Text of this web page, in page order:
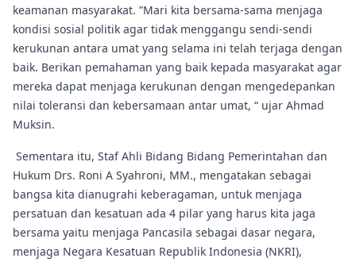
keamanan masyarakat. ”Mari kita bersama-sama menjaga
kondisi sosial politik agar tidak menggangu sendi-sendi
kerukunan antara umat yang selama ini telah terjaga dengan
baik. Berikan pemahaman yang baik kepada masyarakat agar
mereka dapat menjaga kerukunan dengan mengedepankan
nilai toleransi dan kebersamaan antar umat, “ ujar Ahmad
Muksin.
Sementara itu, Staf Ahli Bidang Bidang Pemerintahan dan
Hukum Drs. Roni A Syahroni, MM., mengatakan sebagai
bangsa kita dianugrahi keberagaman, untuk menjaga
persatuan dan kesatuan ada 4 pilar yang harus kita jaga
bersama yaitu menjaga Pancasila sebagai dasar negara,
menjaga Negara Kesatuan Republik Indonesia (NKRI),